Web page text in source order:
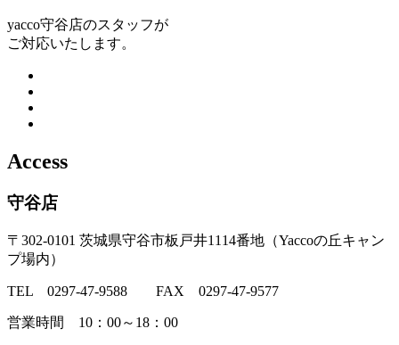
yacco守谷店のスタッフが
ご対応いたします。
Access
守谷店
〒302-0101 茨城県守谷市板戸井1114番地（Yaccoの丘キャン
プ場内）
TEL 0297-47-9588 FAX 0297-47-9577
営業時間 10：00～18：00